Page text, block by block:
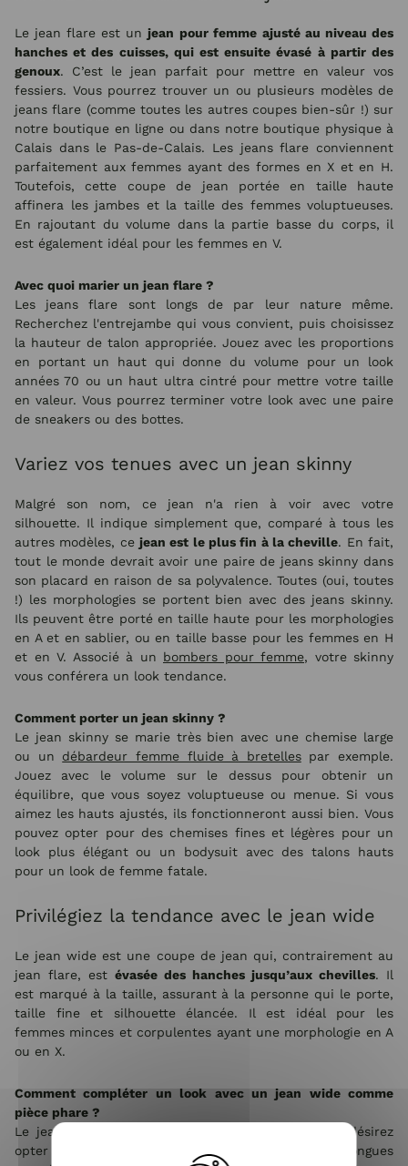
Le jean flare est unjean pour femme ajusté au niveau des
hanches et des cuisses, qui est ensuite évasé à partir des
genoux. C’est le jean parfait pour mettre en valeur vos
fessiers. Vous pourrez trouver un ou plusieurs modèles de
jeans flare (comme toutes les autres coupes bien-sûr !) sur
notre boutique en ligne ou dans notre boutique physique à
Calais dans le Pas-de-Calais. Les jeans flare conviennent
parfaitement aux femmes ayant des formes en X et en H.
Toutefois, cette coupe de jean portée en taille haute
affinera les jambes et la taille des femmes voluptueuses.
En rajoutant du volume dans la partie basse du corps, il
est également idéal pour les femmes en V.
Avec quoi marier un jean flare ?
Les jeans flare sont longs de par leur nature même.
Recherchez l'entrejambe qui vous convient, puis choisissez
la hauteur de talon appropriée. Jouez avec les proportions
en portant un haut qui donne du volume pour un look
années 70 ou un haut ultra cintré pour mettre votre taille
en valeur. Vous pourrez terminer votre look avec une paire
de sneakers ou des bottes.
Variez vos tenues avec un jean skinny
Malgré son nom, ce jean n'a rien à voir avec votre
silhouette. Il indique simplement que, comparé à tous les
autres modèles, ce jean est le plus fin à la cheville. En fait,
tout le monde devrait avoir une paire de jeans skinny dans
son placard en raison de sa polyvalence. Toutes (oui, toutes
!) les morphologies se portent bien avec des jeans skinny.
Ils peuvent être porté en taille haute pour les morphologies
en A et en sablier, ou en taille basse pour les femmes en H
et en V. Associé à un bombers pour femme, votre skinny
vous conférera un look tendance.
Comment porter un jean skinny ?
Le jean skinny se marie très bien avec une chemise large
ou un débardeur femme fluide à bretellespar exemple.
Jouez avec le volume sur le dessus pour obtenir un
équilibre, que vous soyez voluptueuse ou menue. Si vous
aimez les hauts ajustés, ils fonctionneront aussi bien. Vous
pouvez opter pour des chemises fines et légères pour un
look plus élégant ou un bodysuit avec des talons hauts
pour un look de femme fatale.
Privilégiez la tendance avec le jean wide
Le jean wide est une coupe de jean qui, contrairement au
jean flare, est évasée des hanches jusqu’aux chevilles. Il
est marqué à la taille, assurant à la personne qui le porte,
taille fine et silhouette élancée. Il est idéal pour les
femmes minces et corpulentes ayant une morphologie en A
ou en X.
Comment compléter un look avec un jean wide comme
pièce phare ?
Le jean wide est la pièce qu’il vous faut si vous désirez
opter pour un look rétro. Avec un haut fluide à longues